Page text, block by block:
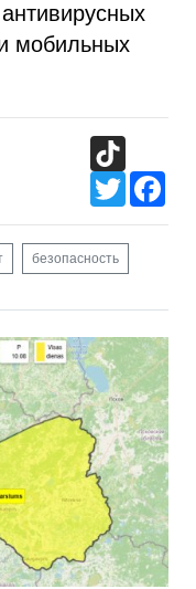
мобильных
Twitter
безопасность